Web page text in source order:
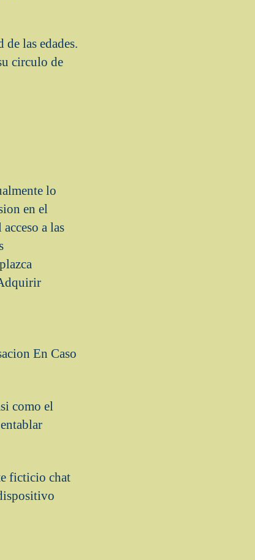
las edades.
circulo de
lo
en el
a las
En Caso
como el
ficticio chat